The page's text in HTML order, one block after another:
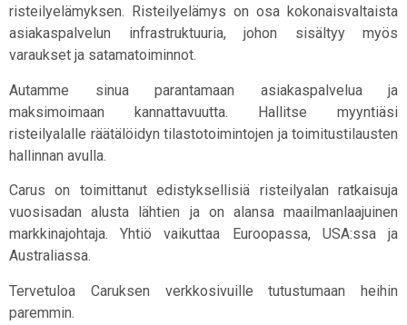
risteilyelämyksen. Risteilyelämys on osa kokonaisvaltaista
asiakaspalvelun infrastruktuuria, johon sisältyy myös
varaukset ja satamatoiminnot.
Autamme sinua parantamaan asiakaspalvelua ja
maksimoimaan kannattavuutta. Hallitse myyntiäsi
risteilyalalle räätälöidyn tilastotoimintojen ja toimitustilausten
hallinnan avulla.
Carus on toimittanut edistyksellisiä risteilyalan ratkaisuja
vuosisadan alusta lähtien ja on alansa maailmanlaajuinen
markkinajohtaja. Yhtiö vaikuttaa Euroopassa, USA:ssa ja
Australiassa.
Tervetuloa Caruksen verkkosivuille tutustumaan heihin
paremmin.